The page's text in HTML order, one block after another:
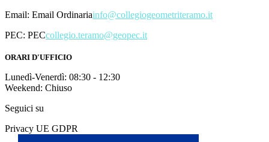
Email: Email Ordinariainfo@collegiogeometriteramo.it
PEC: PECcollegio.teramo@geopec.it
ORARI D'UFFICIO
Lunedì-Venerdì: 08:30 - 12:30
Weekend: Chiuso
Seguici su
Privacy UE GDPR